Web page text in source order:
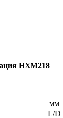
HXM218
мм
L/D